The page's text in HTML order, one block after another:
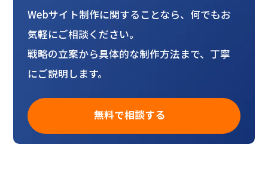
Webサイト制作に関することなら、何でもお
気軽にご相談ください。
戦略の立案から具体的な制作方法まで、丁寧
にご説明します。
無料で相談する